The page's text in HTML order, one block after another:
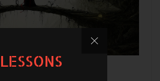
LESSONS